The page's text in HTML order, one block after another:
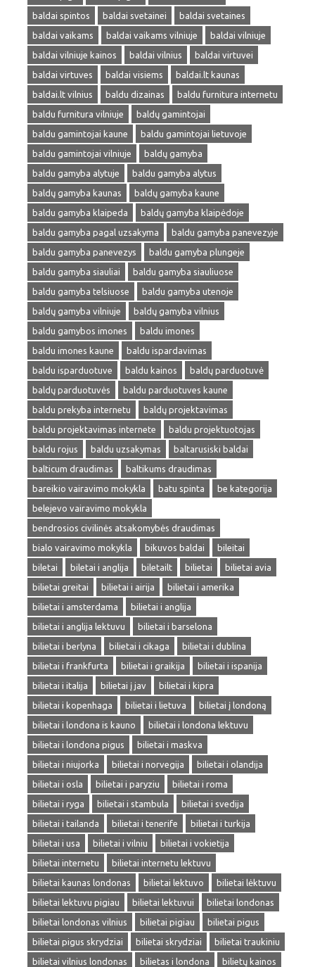
baldai spintos
baldai svetainei
baldai svetaines
baldai vaikams
baldai vaikams vilniuje
baldai vilniuje
baldai vilniuje kainos
baldai vilnius
baldai virtuvei
baldai virtuves
baldai visiems
baldai.lt kaunas
baldai.lt vilnius
baldu dizainas
baldu furnitura internetu
baldu furnitura vilniuje
baldų gamintojai
baldu gamintojai kaune
baldu gamintojai lietuvoje
baldu gamintojai vilniuje
baldų gamyba
baldu gamyba alytuje
baldu gamyba alytus
baldų gamyba kaunas
baldų gamyba kaune
baldu gamyba klaipeda
baldų gamyba klaipėdoje
baldu gamyba pagal uzsakyma
baldu gamyba panevezyje
baldu gamyba panevezys
baldu gamyba plungeje
baldu gamyba siauliai
baldu gamyba siauliuose
baldu gamyba telsiuose
baldu gamyba utenoje
baldų gamyba vilniuje
baldų gamyba vilnius
baldu gamybos imones
baldu imones
baldu imones kaune
baldu ispardavimas
baldu isparduotuve
baldu kainos
baldų parduotuvė
baldų parduotuvės
baldu parduotuves kaune
baldu prekyba internetu
baldų projektavimas
baldu projektavimas internete
baldu projektuotojas
baldu rojus
baldu uzsakymas
baltarusiski baldai
balticum draudimas
baltikums draudimas
bareikio vairavimo mokykla
batu spinta
be kategorija
belejevo vairavimo mokykla
bendrosios civilinės atsakomybės draudimas
bialo vairavimo mokykla
bikuvos baldai
bileitai
biletai
biletai i anglija biletailt bilietai
bilietai avia
bilietai greitai
bilietai i airija
bilietai i amerika
bilietai i amsterdama
bilietai i anglija
bilietai i anglija lektuvu
bilietai i barselona
bilietai i berlyna
bilietai i cikaga
bilietai i dublina
bilietai i frankfurta
bilietai i graikija
bilietai i ispanija
bilietai i italija
bilietai į jav
bilietai i kipra
bilietai i kopenhaga
bilietai i lietuva
bilietai į londoną
bilietai i londona is kauno
bilietai i londona lektuvu
bilietai i londona pigus
bilietai i maskva
bilietai i niujorka
bilietai i norvegija
bilietai i olandija
bilietai i osla
bilietai i paryziu
bilietai i roma
bilietai i ryga
bilietai i stambula
bilietai i svedija
bilietai i tailanda
bilietai i tenerife
bilietai i turkija
bilietai i usa
bilietai i vilniu
bilietai i vokietija
bilietai internetu
bilietai internetu lektuvu
bilietai kaunas londonas
bilietai lektuvo
bilietai lėktuvu
bilietai lektuvu pigiau
bilietai lektuvui
bilietai londonas
bilietai londonas vilnius
bilietai pigiau
bilietai pigus
bilietai pigus skrydziai
bilietai skrydziai
bilietai traukiniu
bilietai vilnius londonas
bilietas i londona
bilietų kainos